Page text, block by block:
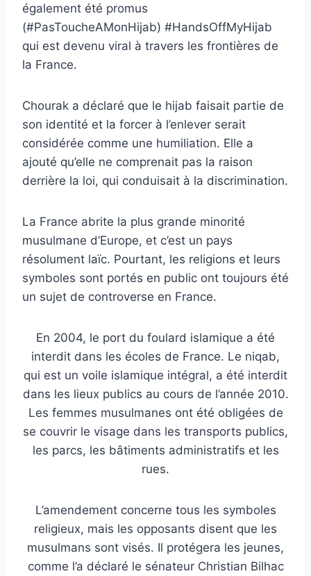
également été promus
(#PasToucheAMonHijab) #HandsOffMyHijab
qui est devenu viral à travers les frontières de
la France.
Chourak a déclaré que le hijab faisait partie de
son identité et la forcer à l’enlever serait
considérée comme une humiliation. Elle a
ajouté qu’elle ne comprenait pas la raison
derrière la loi, qui conduisait à la discrimination.
La France abrite la plus grande minorité
musulmane d’Europe, et c’est un pays
résolument laïc. Pourtant, les religions et leurs
symboles sont portés en public ont toujours été
un sujet de controverse en France.
En 2004, le port du foulard islamique a été
interdit dans les écoles de France. Le niqab,
qui est un voile islamique intégral, a été interdit
dans les lieux publics au cours de l’année 2010.
Les femmes musulmanes ont été obligées de
se couvrir le visage dans les transports publics,
les parcs, les bâtiments administratifs et les
rues.
L’amendement concerne tous les symboles
religieux, mais les opposants disent que les
musulmans sont visés. Il protégera les jeunes,
comme l’a déclaré le sénateur Christian Bilhac